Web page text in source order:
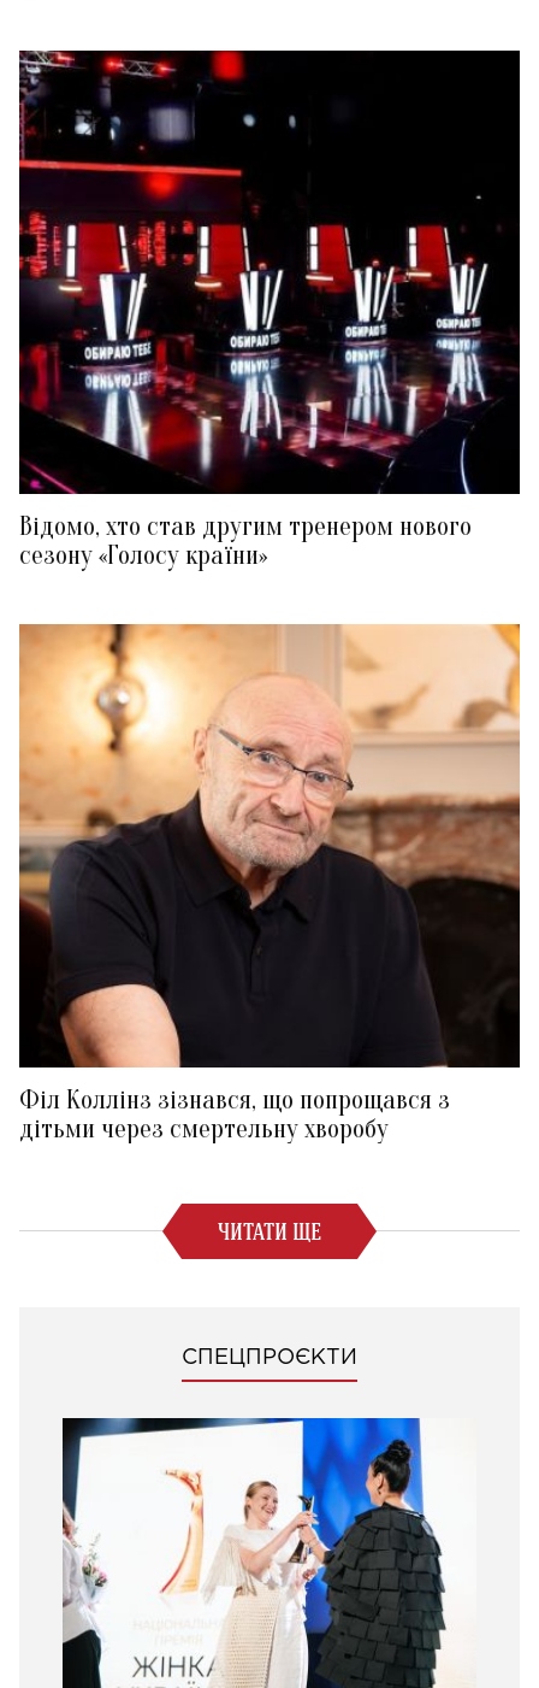
Відомо, хто став другим тренером нового
сезону «Голосу країни»
Філ Коллінз зізнався, що попрощався з
дітьми через смертельну хворобу
ЧИТАТИ ЩЕ
СПЕЦПРОЄКТИ